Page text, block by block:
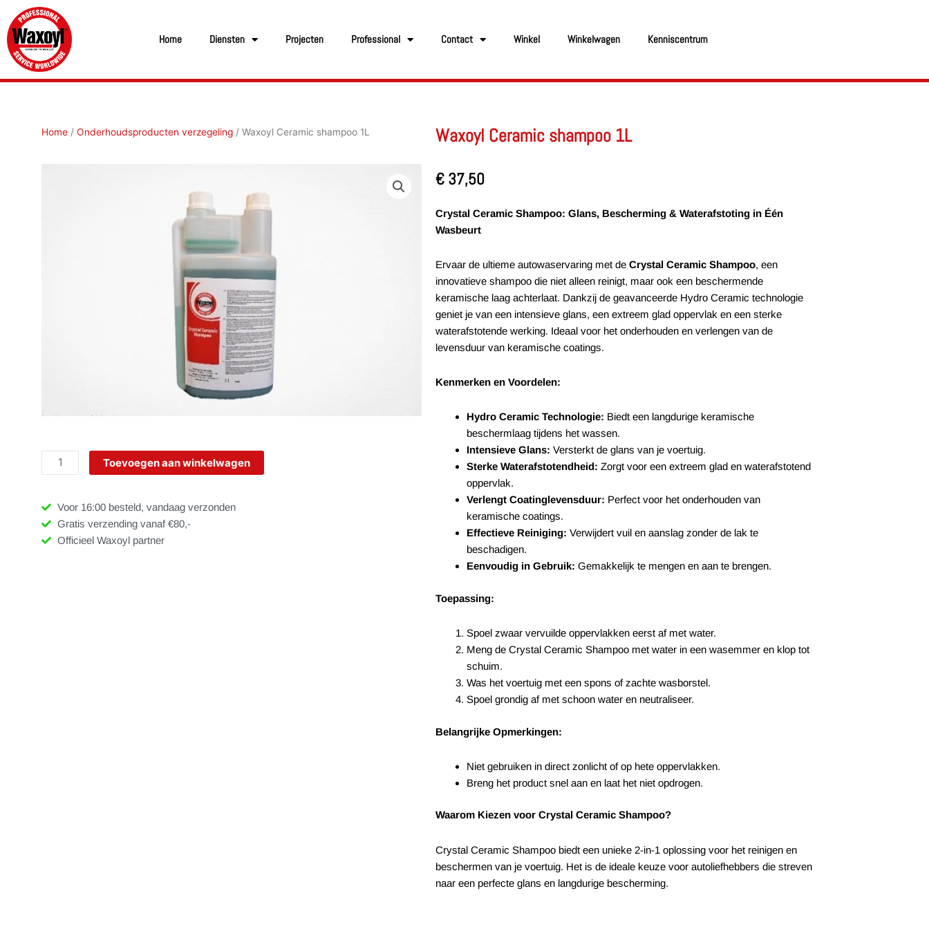
naar
de
inhoud
Home Diensten Projecten Professional Contact Winkel Winkelwagen Kenniscentrum
Home / Onderhoudsproducten verzegeling / Waxoyl Ceramic shampoo 1L
Waxoyl
Ceramic
1L
aantal
Toevoegen aan winkelwagen
Voor 16:00 besteld, vandaag verzonden
Gratis verzending vanaf €80,-
Officieel Waxoyl partner
Waxoyl Ceramic shampoo 1L
€ 37,50
Crystal Ceramic Shampoo: Glans, Bescherming & Waterafstoting in Één
Wasbeurt
Ervaar de ultieme autowaservaring met de Crystal Ceramic Shampoo, een
innovatieve shampoo die niet alleen reinigt, maar ook een beschermende
keramische laag achterlaat. Dankzij de geavanceerde Hydro Ceramic technologie
geniet je van een intensieve glans, een extreem glad oppervlak en een sterke
waterafstotende werking. Ideaal voor het onderhouden en verlengen van de
levensduur van keramische coatings.
Kenmerken en Voordelen:
Hydro Ceramic Technologie: Biedt een langdurige keramische
beschermlaag tijdens het wassen.
Intensieve Glans: Versterkt de glans van je voertuig.
Sterke Waterafstotendheid: Zorgt voor een extreem glad en waterafstotend
oppervlak.
Verlengt Coatinglevensduur: Perfect voor het onderhouden van
keramische coatings.
Effectieve Reiniging: Verwijdert vuil en aanslag zonder de lak te
beschadigen.
Eenvoudig in Gebruik: Gemakkelijk te mengen en aan te brengen.
Toepassing:
Spoel zwaar vervuilde oppervlakken eerst af met water.
Meng de Crystal Ceramic Shampoo met water in een wasemmer en klop tot
schuim.
Was het voertuig met een spons of zachte wasborstel.
Spoel grondig af met schoon water en neutraliseer.
Belangrijke Opmerkingen:
Niet gebruiken in direct zonlicht of op hete oppervlakken.
Breng het product snel aan en laat het niet opdrogen.
Waarom Kiezen voor Crystal Ceramic Shampoo?
Crystal Ceramic Shampoo biedt een unieke 2-in-1 oplossing voor het reinigen en
beschermen van je voertuig. Het is de ideale keuze voor autoliefhebbers die streven
naar een perfecte glans en langdurige bescherming.